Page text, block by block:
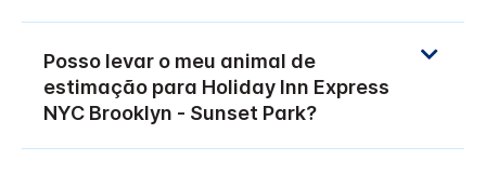
Posso levar o meu animal de
estimação para Holiday Inn Express
NYC Brooklyn - Sunset Park?